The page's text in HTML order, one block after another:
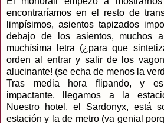
encontraríamos en el resto de
limpísimos, asientos tapizados
debajo de los asientos, muchos
muchísima letra (¿para que
orden al entrar y salir de los
alucinante! (se echa de menos la
Tras media hora flipando, y
impactante, llegamos a la
Nuestro hotel, el Sardonyx, está
estación y la de metro (va genial